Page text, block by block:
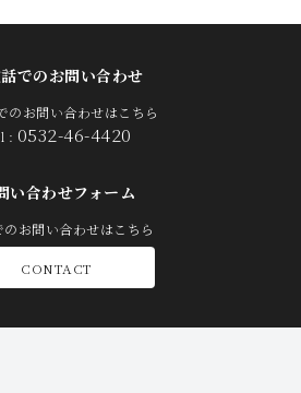
でのお問い合わせ
のお問い合わせはこちら
: 0532-46-4420
い合わせフォーム
お問い合わせはこちら
CONTACT